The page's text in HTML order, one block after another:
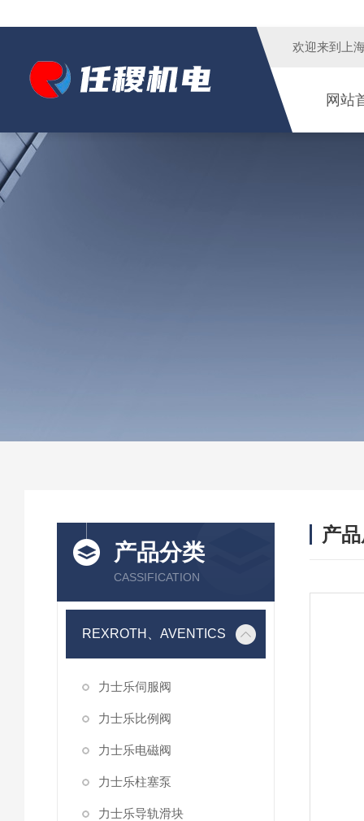
欢迎来到 上
网站
产品分类
CASSIFICATION
REXROTH、AVENTICS
力士乐伺服阀
力士乐比例阀
力士乐电磁阀
力士乐柱塞泵
力士乐导轨滑块
产